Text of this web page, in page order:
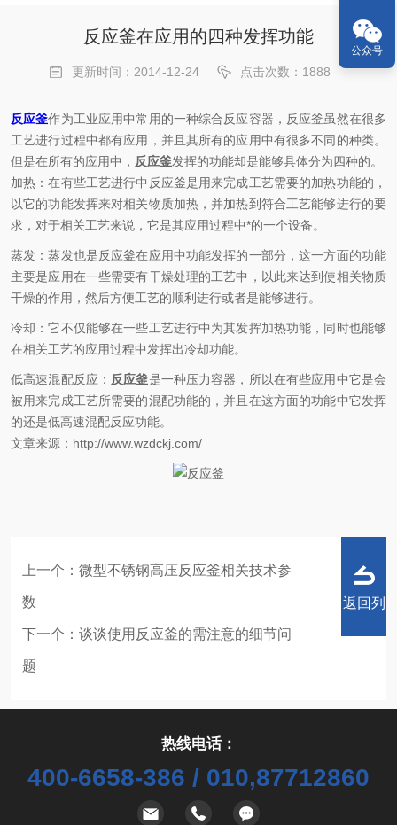
反应釜在应用的四种发挥功能
更新时间：2014-12-24 点击次数：1888
反应釜作为工业应用中常用的一种综合反应容器，反应釜虽然在很多
工艺进行过程中都有应用，并且其所有的应用中有很多不同的种类。
但是在所有的应用中， 反应釜发挥的功能却是能够具体分为四种的。
加热：在有些工艺进行中反应釜是用来完成工艺需要的加热功能的，
以它的功能发挥来对相关物质加热，并加热到符合工艺能够进行的要
求，对于相关工艺来说，它是其应用过程中*的一个设备。
蒸发：蒸发也是反应釜在应用中功能发挥的一部分，这一方面的功能
主要是应用在一些需要有干燥处理的工艺中，以此来达到使相关物质
干燥的作用，然后方便工艺的顺利进行或者是能够进行。
冷却：它不仅能够在一些工艺进行中为其发挥加热功能，同时也能够
在相关工艺的应用过程中发挥出冷却功能。
低高速混配反应： 反应釜是一种压力容器，所以在有些应用中它是会
被用来完成工艺所需要的混配功能的，并且在这方面的功能中它发挥
的还是低高速混配反应功能。
文章来源：http://www.wzdckj.com/
上一个： 微型不锈钢高压反应釜相关技术参
数
下一个： 谈谈使用反应釜的需注意的细节问
题
返回列
热线电话：
400-6658-386 / 010,87712860
公众号